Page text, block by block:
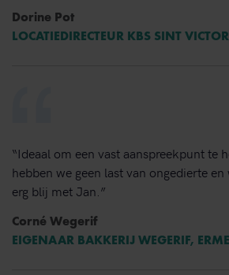
Dorine Pot
LOCATIEDIRECTEUR KBS SINT
“Ideaal om een vast aanspreekpunt te
hebben we geen last van ongedierte
erg blij met Jan.”
Corné Wegerif
EIGENAAR BAKKERIJ WEGERIF,